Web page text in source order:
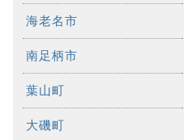
海老名市
南足柄市
葉山町
大磯町